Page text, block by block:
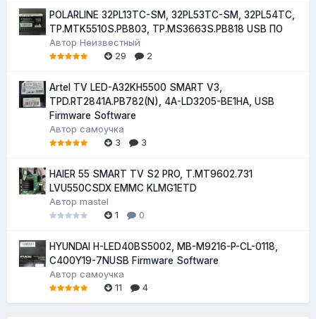
POLARLINE 32PL13TC-SM, 32PL53TC-SM, 32PL54TC,
TP.MTK5510S.PB803, TP.MS3663S.PB818 USB ПО
Автор Неизвестный
29
2
Artel TV LED-A32KH5500 SMART V3,
TPD.RT2841A.PB782(N), 4A-LD3205-BE1HA, USB
Firmware Software
Автор самоучка
3
3
HAIER 55 SMART TV S2 PRO, T.MT9602.731
LVU550CSDX EMMC KLMG1ETD
Автор mastel
1
0
HYUNDAI H-LED40BS5002, MB-M9216-P-CL-0118,
C400Y19-7NUSB Firmware Software
Автор самоучка
11
4